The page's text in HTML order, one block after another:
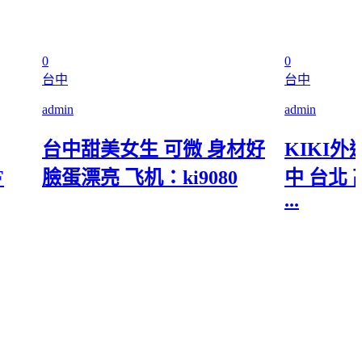
0
台中
admin
台中甜美女生 可微 身材好
臉蛋漂亮 飞机：ki9080
0
台中
admin
KIKI外
中 台北
...